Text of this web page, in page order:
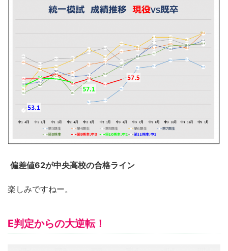
偏差値62が中央高校の合格ライン
楽しみですねー。
E判定からの大逆転！